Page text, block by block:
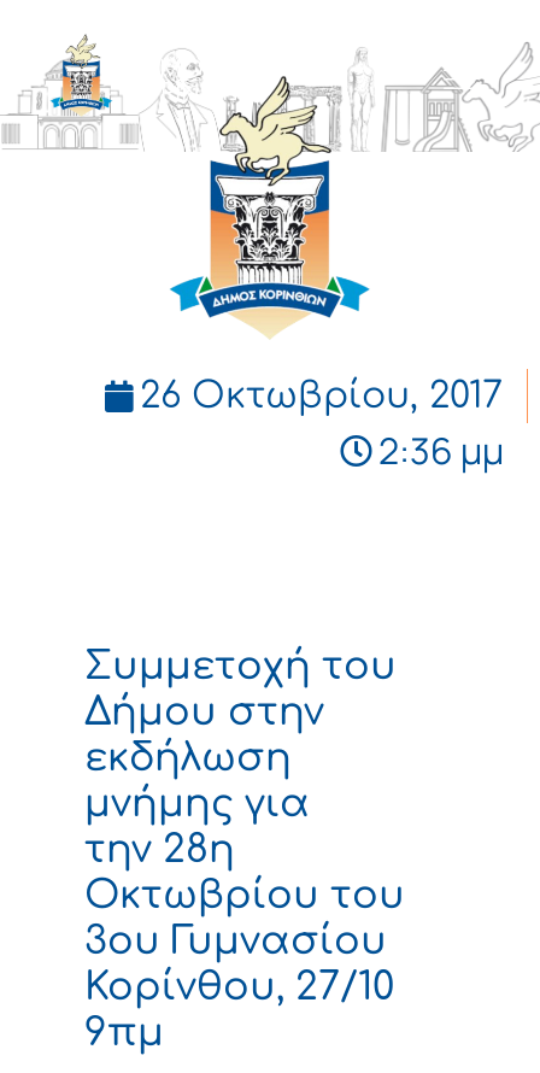
ΔΗΜΟΣ
ΚΟΡΙΝΘΙΩΝ
26 Οκτωβρίου, 2017
2:36 μμ
Συμμετοχή του
Δήμου στην
εκδήλωση
μνήμης για
την 28η
Οκτωβρίου του
3ου Γυμνασίου
Κορίνθου, 27/10
9πμ